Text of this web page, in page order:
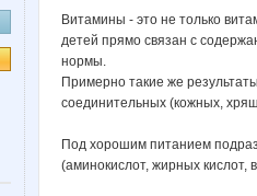
Витамины - это не только
детей прямо связан с
нормы.
Примерно такие же
соединительных (кожных,
Под хорошим питанием
(аминокислот, жирных кислот,